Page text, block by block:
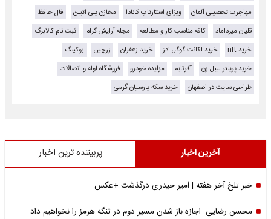
مهاجرت تحصیلی آلمان
ویزای استارتاپ کانادا مخازن پلی اتیلن
فال حافظ
قلیان میرداماد
کافه مناسب کار و مطالعه مجله آرایش گرام
ثبت نام کالابرگ
خرید nft
خرید اکانت گوگل ادز خرید زعفران زرچین
بوکینگ
خرید پرینتر لیبل زن
آفرتایم مزایده خودرو
فروشگاه لوله و اتصالات
طراحی سایت در اصفهان
خرید سکه پارسیان گرمی
آخرین اخبار پربیننده ترین اخبار
خبر تلخ آخر هفته | امیر حیدری درگذشت +عکس
محسن رضایی: اجازه باز شدن مسیر دوم در تنگه هرمز را نخواهیم داد